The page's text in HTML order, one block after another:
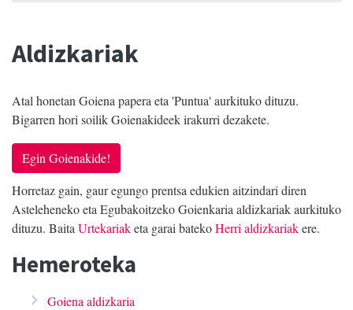
Aldizkariak
Atal honetan Goiena papera eta 'Puntua' aurkituko dituzu.
Bigarren hori soilik Goienakideek irakurri dezakete.
Egin Goienakide!
Horretaz gain, gaur egungo prentsa edukien aitzindari diren
Asteleheneko eta Egubakoitzeko Goienkaria aldizkariak aurkituko
dituzu. Baita Urtekariaketa garai batekoHerri aldizkariakere.
Hemeroteka
Goiena aldizkaria